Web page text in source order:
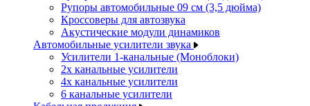
Рупоры автомобильные 09 см (3,5 дюйма)
Кроссоверы для автозвука
Акустические модули динамиков
Автомобильные усилители звука
Усилители 1-канальные (Моноблоки)
2х канальные усилители
4х канальные усилители
6 канальные усилители